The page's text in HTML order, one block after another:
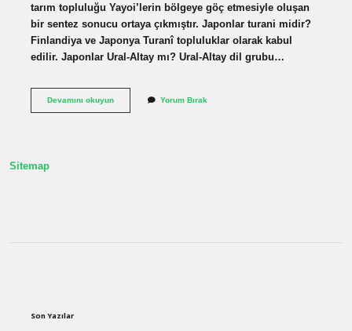
tarım topluluğu Yayoi’lerin bölgeye göç etmesiyle oluşan
bir sentez sonucu ortaya çıkmıştır. Japonlar turani midir?
Finlandiya ve Japonya Turanî topluluklar olarak kabul
edilir. Japonlar Ural-Altay mı? Ural-Altay dil grubu…
Devamını okuyunJaponlar
Yorum Bırak
Sitemap
Son Yazılar